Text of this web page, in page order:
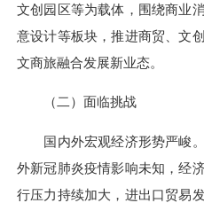
文创园区等为载体，围绕商业
意设计等板块，推进商贸、文
文商旅融合发展新业态。
（二）面临挑战
国内外宏观经济形势严峻。
外新冠肺炎疫情影响未知，经
行压力持续加大，进出口贸易